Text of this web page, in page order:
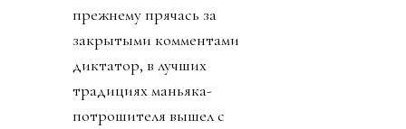
прежнему прячась за
закрытыми комментами
диктатор, в лучших
традициях маньяка-
потрошителя вышел с